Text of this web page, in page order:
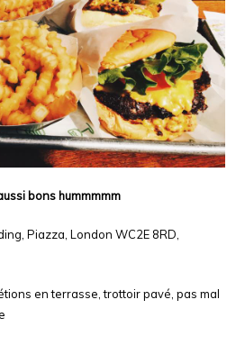
bons hummmmm
Piazza, London WC2E 8RD,
en terrasse, trottoir pavé, pas mal